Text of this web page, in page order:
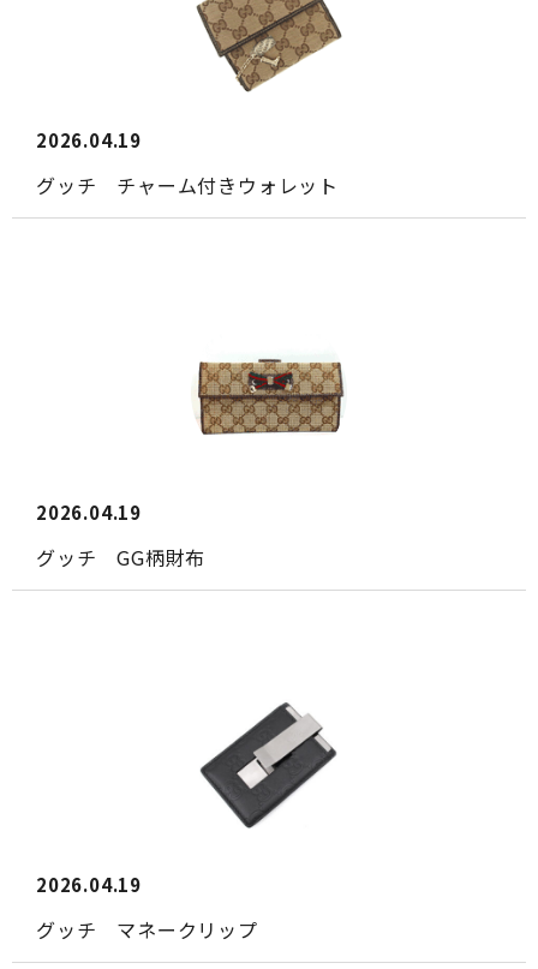
2026.04.19
グッチ チャーム付きウォレット
2026.04.19
グッチ GG柄財布
2026.04.19
グッチ マネークリップ